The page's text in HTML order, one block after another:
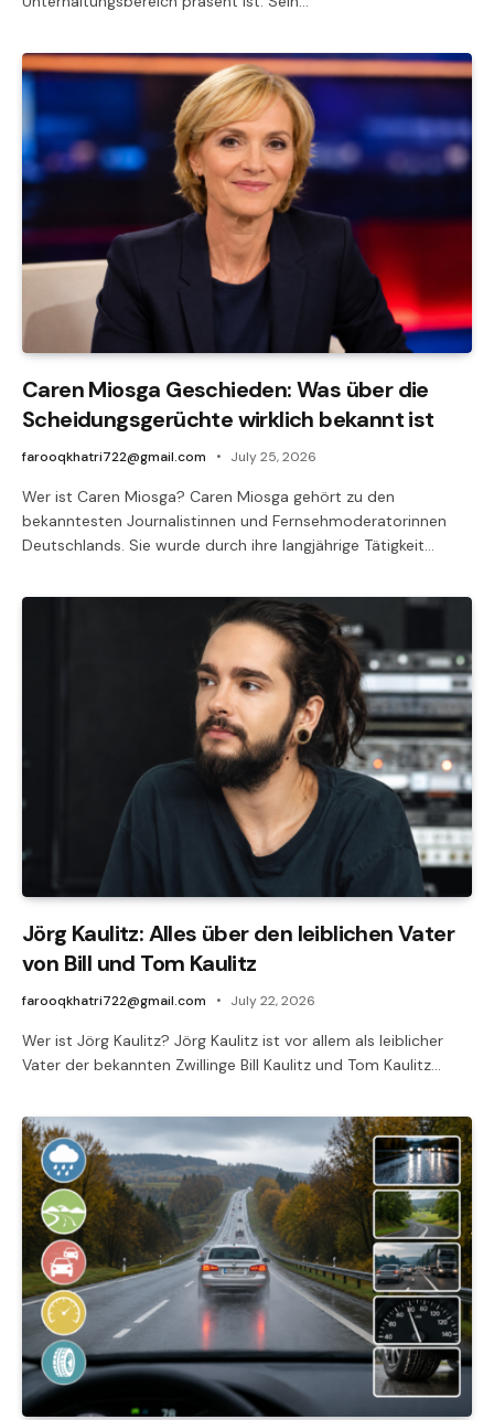
Caren Miosga Geschieden: Was über die
Scheidungsgerüchte wirklich bekannt ist
farooqkhatri722@gmail.com July 25, 2026
Wer ist Caren Miosga? Caren Miosga gehört zu den
bekanntesten Journalistinnen und Fernsehmoderatorinnen
Deutschlands. Sie wurde durch ihre langjährige Tätigkeit…
Jörg Kaulitz: Alles über den leiblichen Vater
von Bill und Tom Kaulitz
farooqkhatri722@gmail.com July 22, 2026
Wer ist Jörg Kaulitz? Jörg Kaulitz ist vor allem als leiblicher
Vater der bekannten Zwillinge Bill Kaulitz und Tom Kaulitz…